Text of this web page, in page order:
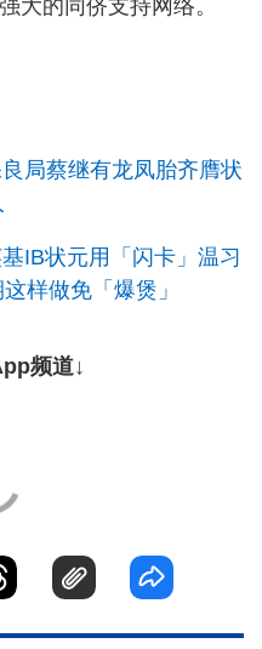
大的同侪支持网络。
局蔡继有龙凤胎齐膺状
IB状元用「闪卡」温习
样做免「爆煲」
频道↓